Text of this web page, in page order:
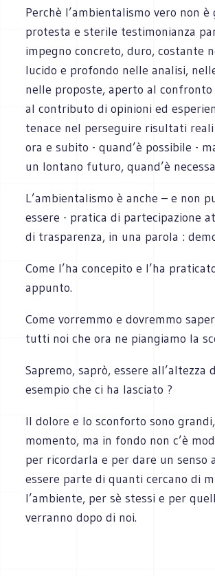
Perchè l’ambientalismo vero non è
protesta e sterile testimonianza
impegno concreto, duro, costante
lucido e profondo nelle analisi,
nelle proposte, aperto al
al contributo di opinioni ed
tenace nel perseguire risultati
ora e subito - quand’è possibile -
un lontano futuro, quand’è
L’ambientalismo è anche – e non
essere - pratica di partecipazione
di trasparenza, in una parola :
Come l’ha concepito e l’ha
appunto.
Come vorremmo e dovremmo
tutti noi che ora ne piangiamo la
Sapremo, saprò, essere all’altezza
esempio che ci ha lasciato ?
Il dolore e lo sconforto sono
momento, ma in fondo non c’è
per ricordarla e per dare un senso
essere parte di quanti cercano di
l’ambiente, per sè stessi e per
verranno dopo di noi.